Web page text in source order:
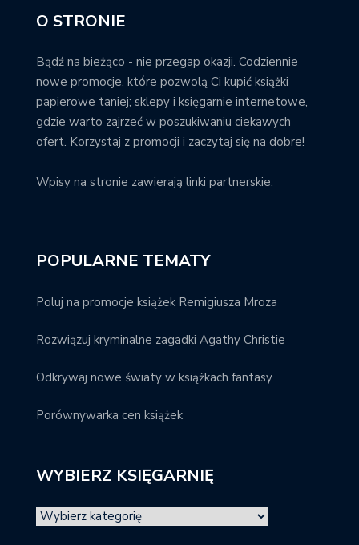
O STRONIE
Bądź na bieżąco - nie przegap okazji. Codziennie
nowe promocje, które pozwolą Ci kupić książki
papierowe taniej; sklepy i księgarnie internetowe,
gdzie warto zajrzeć w poszukiwaniu ciekawych
ofert. Korzystaj z promocji i zaczytaj się na dobre!
Wpisy na stronie zawierają linki partnerskie.
POPULARNE TEMATY
Poluj na promocje książek Remigiusza Mroza
Rozwiązuj kryminalne zagadki Agathy Christie
Odkrywaj nowe światy w książkach fantasy
Porównywarka cen książek
WYBIERZ KSIĘGARNIĘ